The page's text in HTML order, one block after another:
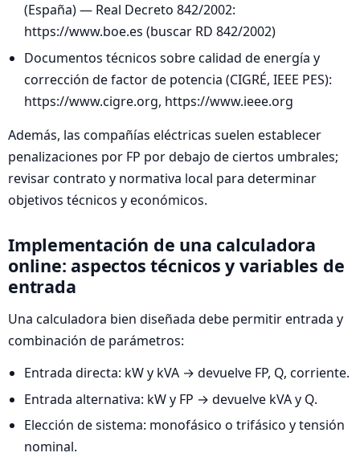
(España) — Real Decreto 842/2002:
https://www.boe.es (buscar RD 842/2002)
Documentos técnicos sobre calidad de energía y
corrección de factor de potencia (CIGRÉ, IEEE PES):
https://www.cigre.org, https://www.ieee.org
Además, las compañías eléctricas suelen establecer
penalizaciones por FP por debajo de ciertos umbrales;
revisar contrato y normativa local para determinar
objetivos técnicos y económicos.
Implementación de una calculadora
online: aspectos técnicos y variables de
entrada
Una calculadora bien diseñada debe permitir entrada y
combinación de parámetros:
Entrada directa: kW y kVA → devuelve FP, Q, corriente.
Entrada alternativa: kW y FP → devuelve kVA y Q.
Elección de sistema: monofásico o trifásico y tensión
nominal.